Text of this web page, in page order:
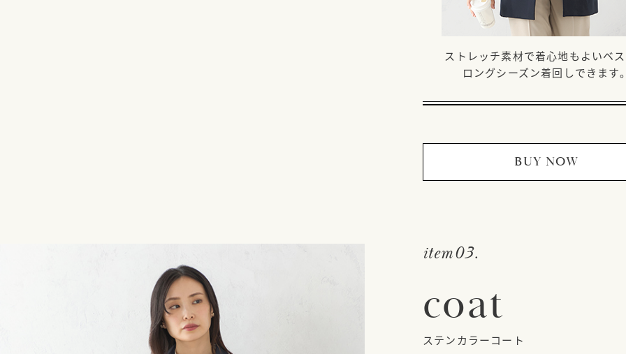
ストレッチ素材で着心地もよいベ
ロングシーズン着回しできます
BUY NOW
item03.
coat
ステンカラーコート